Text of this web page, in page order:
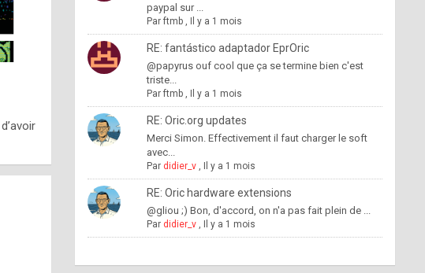
paypal sur ...
Par ftmb, Il y a 1 mois
RE: fantástico adaptador EprOric
@papyrus ouf cool que ça se termine bien c'est
triste...
Par ftmb, Il y a 1 mois
RE: Oric.org updates
Merci Simon. Effectivement il faut charger le soft
avec...
Par didier_v, Il y a 1 mois
RE: Oric hardware extensions
@gliou ;) Bon, d'accord, on n'a pas fait plein de ...
Par didier_v, Il y a 1 mois